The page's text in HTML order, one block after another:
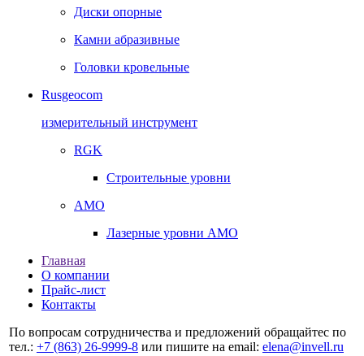
Диски опорные
Камни абразивные
Головки кровельные
Rusgeocom
измерительный инструмент
RGK
Строительные уровни
AMO
Лазерные уровни AMO
Главная
О компании
Прайс-лист
Контакты
По вопросам сотрудничества и предложений обращайтес по
тел.: +7 (863) 26‐9999‐8 или пишите на email: elena@invell.ru